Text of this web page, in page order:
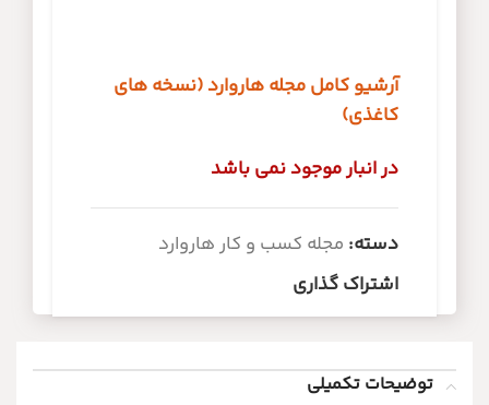
آرشیو کامل مجله هاروارد (نسخه های
کاغذی)
در انبار موجود نمی باشد
دسته: مجله کسب و کار هاروارد
اشتراک گذاری
توضیحات تکمیلی